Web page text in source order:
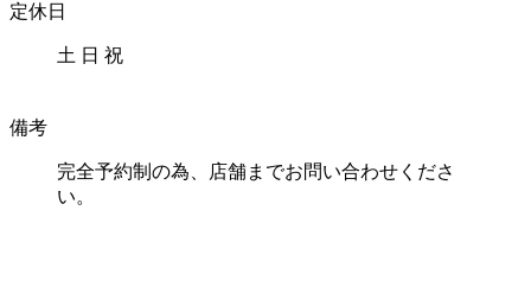
定休日
土 日 祝
備考
完全予約制の為、店舗までお問い合わせくださ
い。